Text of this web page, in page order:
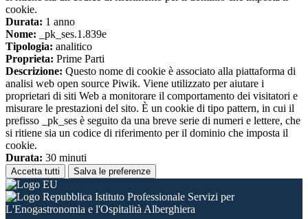
cookie.
Durata: 1 anno
Nome: _pk_ses.1.839e
Tipologia: analitico
Proprieta: Prime Parti
Descrizione: Questo nome di cookie è associato alla piattaforma di
analisi web open source Piwik. Viene utilizzato per aiutare i
proprietari di siti Web a monitorare il comportamento dei visitatori e
misurare le prestazioni del sito. È un cookie di tipo pattern, in cui il
prefisso _pk_ses è seguito da una breve serie di numeri e lettere, che
si ritiene sia un codice di riferimento per il dominio che imposta il
cookie.
Durata: 30 minuti
Accetta tutti Salva le preferenze
Istituto Professionale Servizi per
L'Enogastronomia e l'Ospitalità Alberghiera